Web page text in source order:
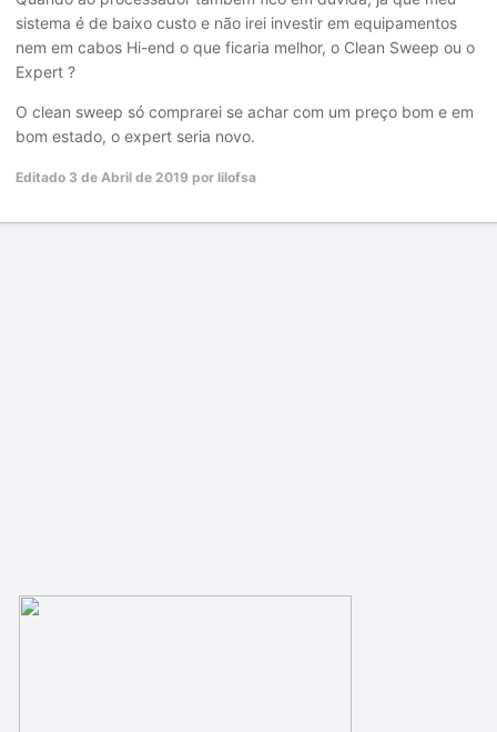
sistema é de baixo custo e não irei investir em equipamentos
nem em cabos Hi-end o que ficaria melhor, o Clean Sweep ou o
Expert ?
O clean sweep só comprarei se achar com um preço bom e em
bom estado, o expert seria novo.
Editado 3 de Abril de 2019 por lilofsa